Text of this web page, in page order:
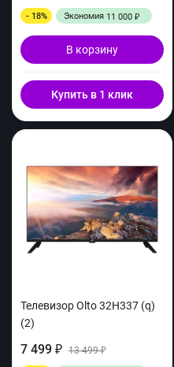
- 18% Экономия 11 000 ₽
В корзину
Купить в 1 клик
Телевизор Olto 32H337 (q)
(2)
7 499 ₽ 13 499₽